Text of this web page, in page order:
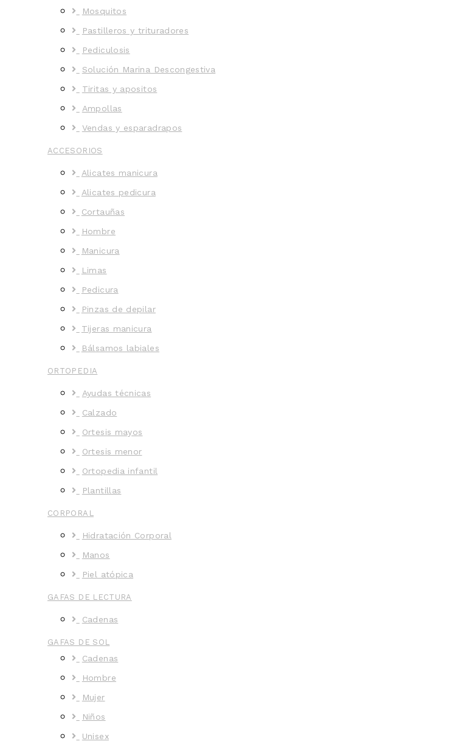
Mosquitos
Pastilleros y trituradores
Pediculosis
Solución Marina Descongestiva
Tiritas y apositos
Ampollas
Vendas y esparadrapos
ACCESORIOS
Alicates manicura
Alicates pedicura
Cortauñas
Hombre
Manicura
Limas
Pedicura
Pinzas de depilar
Tijeras manicura
Bálsamos labiales
ORTOPEDIA
Ayudas técnicas
Calzado
Ortesis mayos
Ortesis menor
Ortopedia infantil
Plantillas
CORPORAL
Hidratación Corporal
Manos
Piel atópica
GAFAS DE LECTURA
Cadenas
GAFAS DE SOL
Cadenas
Hombre
Mujer
Niños
Unisex